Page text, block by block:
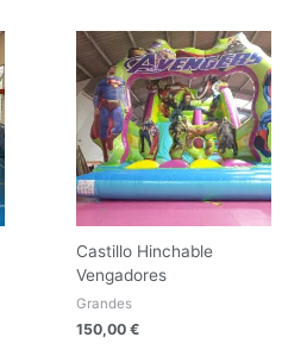
Castillo Hinchable
Vengadores
Grandes
150,00 €